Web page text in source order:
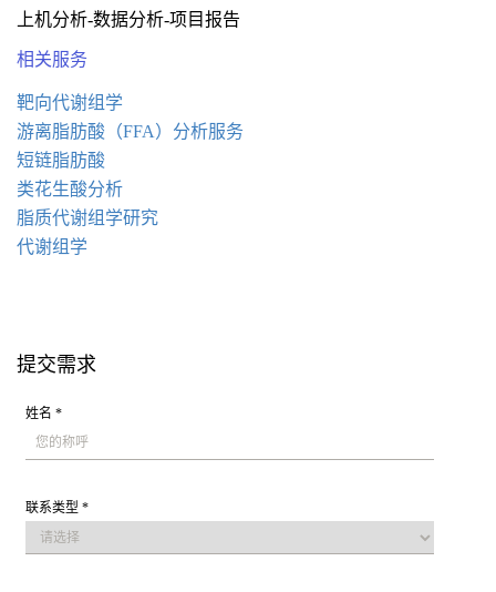
上机分析-数据分析-项目报告
相关服务
靶向代谢组学
游离脂肪酸（FFA）分析服务
短链脂肪酸
类花生酸分析
脂质代谢组学研究
代谢组学
提交需求
姓名 *
联系类型 *